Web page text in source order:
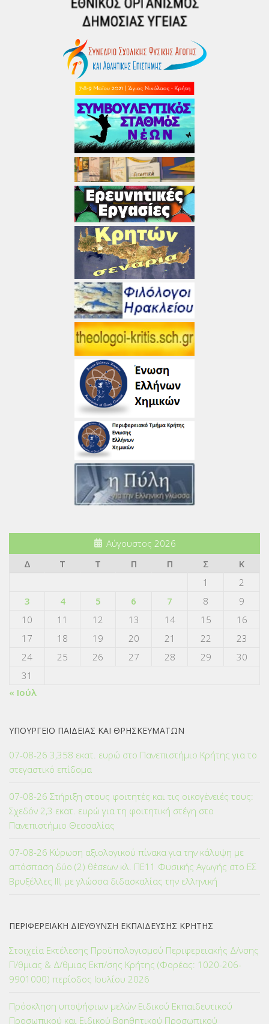
Αύγουστος 2026
Δ
Τ Τ Π Π Σ
Κ
1
2
3
4 5 6 7 8
9
10
11 12 13 14 15
16
17
18 19 20 21 22
23
24
25 26 27 28 29
30
31
« Ιούλ
ΥΠΟΥΡΓΕΙΟ ΠΑΙΔΕΙΑΣ ΚΑΙ ΘΡΗΣΚΕΥΜΑΤΩΝ
07-08-26 3,358 εκατ. ευρώ στο Πανεπιστήμιο Κρήτης για το
στεγαστικό επίδομα
07-08-26 Στήριξη στους φοιτητές και τις οικογένειές τους:
Σχεδόν 2,3 εκατ. ευρώ για τη φοιτητική στέγη στο
Πανεπιστήμιο Θεσσαλίας
07-08-26 Κύρωση αξιολογικού πίνακα για την κάλυψη με
απόσπαση δύο (2) θέσεων κλ. ΠΕ11 Φυσικής Αγωγής στο ΕΣ
Βρυξέλλες ΙΙΙ, με γλώσσα διδασκαλίας την ελληνική
ΠΕΡΙΦΕΡΕΙΑΚΗ ΔΙΕΥΘΥΝΣΗ ΕΚΠΑΙΔΕΥΣΗΣ ΚΡΗΤΗΣ
Στοιχεία Εκτέλεσης Προϋπολογισμού Περιφερειακής Δ/νσης
Π/θμιας & Δ/θμιας Εκπ/σης Κρήτης (Φορέας: 1020-206-
9901000) περίοδος Ιουλίου 2026
Πρόσκληση υποψήφιων μελών Ειδικού Εκπαιδευτικού
Προσωπικού και Ειδικού Βοηθητικού Προσωπικού